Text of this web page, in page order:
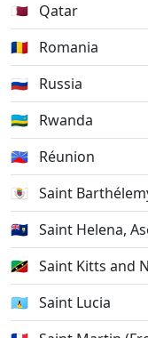
🇶🇦 Qatar
🇷🇴 Romania
🇷🇺 Russia
🇷🇼 Rwanda
🇷🇪 Réunion
🇧🇱 Saint
🇸🇭 Saint Helena,
🇰🇳 Saint Kitts and
🇱🇨 Saint Lucia